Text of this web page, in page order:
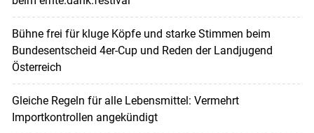
Bühne frei für kluge Köpfe und starke Stimmen beim
Bundesentscheid 4er-Cup und Reden der Landjugend
Österreich
Gleiche Regeln für alle Lebensmittel: Vermehrt
Importkontrollen angekündigt